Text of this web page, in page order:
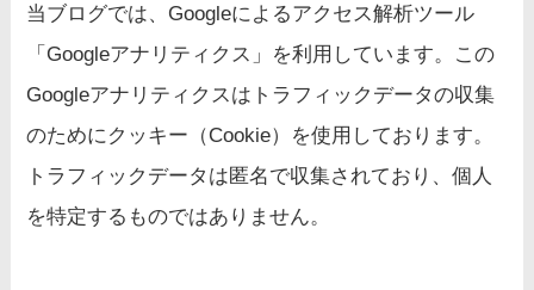
当ブログでは、Googleによるアクセス解析ツール
「Googleアナリティクス」を利用しています。この
Googleアナリティクスはトラフィックデータの収集
のためにクッキー（Cookie）を使用しております。
トラフィックデータは匿名で収集されており、個人
を特定するものではありません。